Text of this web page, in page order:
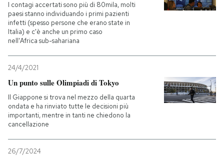
I contagi accertati sono più di 80mila, molti
paesi stanno individuando i primi pazienti
infetti (spesso persone che erano state in
Italia) e c'è anche un primo caso
nell'Africa sub-sahariana
24/4/2021
Un punto sulle Olimpiadi di Tokyo
Il Giappone si trova nel mezzo della quarta
ondata e ha rinviato tutte le decisioni più
importanti, mentre in tanti ne chiedono la
cancellazione
26/7/2024